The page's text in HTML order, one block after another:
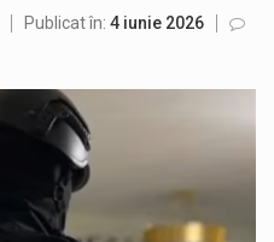
Municipiul Baia Mare, prin Serviciul Public Comunitar Local de Evidență a Persoanelor - Serviciul Evidența Persoanelor, îi informează pe cetățenii…
Tot mai multi băimăreni semnalează prezența cersetorilor de etnie romă pe raza municipiului. Orasul este la propriu impânzit de ei…
Publicat în: 4 iunie 2026